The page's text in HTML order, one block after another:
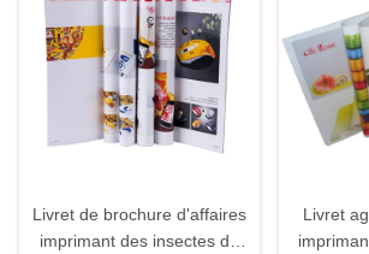
Livret de brochure d'affaires
imprimant des insectes de
Livret